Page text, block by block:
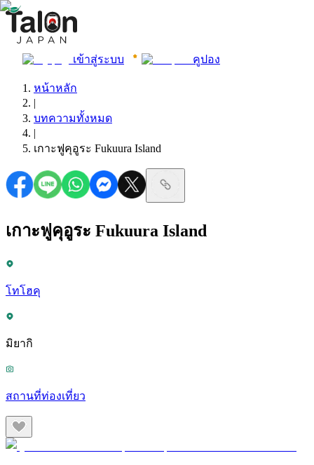
เข้าสู่ระบบ คูปอง
หน้าหลัก
|
บทความทั้งหมด
|
เกาะฟูคุอูระ Fukuura Island
เกาะฟูคุอูระ Fukuura Island
โทโฮคุ
มิยากิ
สถานที่ท่องเที่ยว